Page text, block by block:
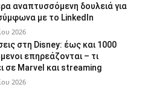
αναπτυσσόμενη δουλειά για
με το LinkedIn
2026
στη Disney: έως και 1000
επηρεάζονται – τι
σε Marvel και streaming
2026